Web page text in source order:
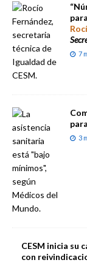
7
3
CESM inicia su
con